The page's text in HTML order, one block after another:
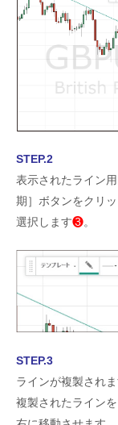
STEP.2
表示されたライン
期］ボタンをクリ
選択します❸。
STEP.3
ラインが複製され
複製されたライン